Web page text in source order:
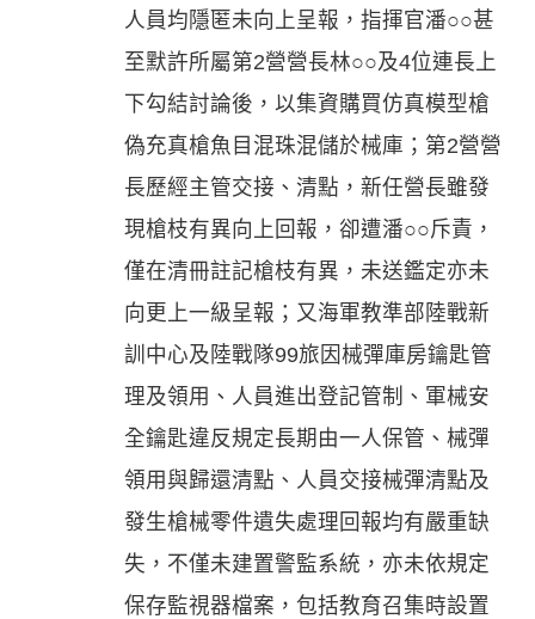
人員均隱匿未向上呈報，指揮官潘○○甚
至默許所屬第2營營長林○○及4位連長上
下勾結討論後，以集資購買仿真模型槍
偽充真槍魚目混珠混儲於械庫；第2營營
長歷經主管交接、清點，新任營長雖發
現槍枝有異向上回報，卻遭潘○○斥責，
僅在清冊註記槍枝有異，未送鑑定亦未
向更上一級呈報；又海軍教準部陸戰新
訓中心及陸戰隊99旅因械彈庫房鑰匙管
理及領用、人員進出登記管制、軍械安
全鑰匙違反規定長期由一人保管、械彈
領用與歸還清點、人員交接械彈清點及
發生槍械零件遺失處理回報均有嚴重缺
失，不僅未建置警監系統，亦未依規定
保存監視器檔案，包括教育召集時設置